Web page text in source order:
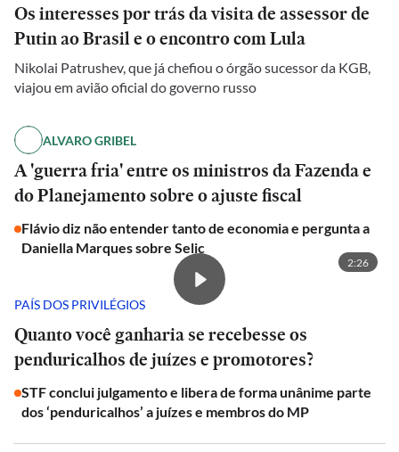
Os interesses por trás da visita de assessor de
Putin ao Brasil e o encontro com Lula
Nikolai Patrushev, que já chefiou o órgão sucessor da KGB,
viajou em avião oficial do governo russo
ALVARO GRIBEL
A 'guerra fria' entre os ministros da Fazenda e
do Planejamento sobre o ajuste fiscal
Flávio diz não entender tanto de economia e pergunta a
Daniella Marques sobre Selic
2:26
PAÍS DOS PRIVILÉGIOS
Quanto você ganharia se recebesse os
penduricalhos de juízes e promotores?
STF conclui julgamento e libera de forma unânime parte
dos ‘penduricalhos’ a juízes e membros do MP